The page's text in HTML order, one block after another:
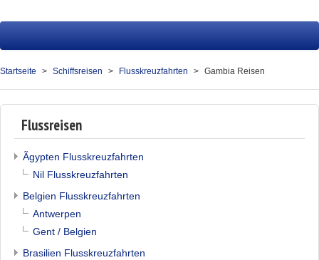
Hochsee
Service
Presse
Über uns
Startseite Schiffsreisen Flusskreuzfahrten Gambia Reisen
Flussreisen
Ãgypten Flusskreuzfahrten
Nil Flusskreuzfahrten
Belgien Flusskreuzfahrten
Antwerpen
Gent / Belgien
Brasilien Flusskreuzfahrten